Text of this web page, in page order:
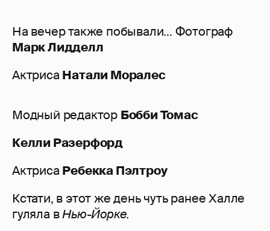
На вечер также побывали... Фотограф
Марк Лидделл
Актриса Натали Моралес
Модный редактор Бобби Томас
Келли Разерфорд
Актриса Ребекка Пэлтроу
Кстати, в этот же день чуть ранее Халле
гуляла вНью-Йорке.